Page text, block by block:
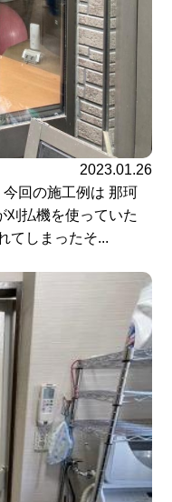
2023.01.26
回の施工例は 那珂
刈払機を使っていた
てしまったそ...